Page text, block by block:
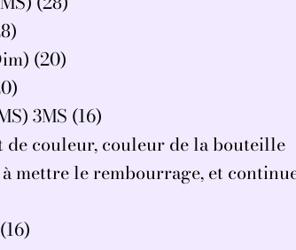
(20)
3MS (16)
de couleur, couleur de la bouteille
mettre le rembourrage, et